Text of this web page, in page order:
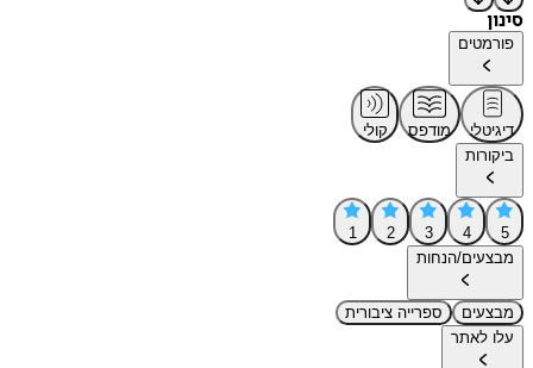
סינון
פורמטים
דיגיטלי מודפס
קולי
ביקורות
5
4
3
2
1
מבצעים/הנחות
מבצעים
ספרייה ציבורית
עלו לאתר